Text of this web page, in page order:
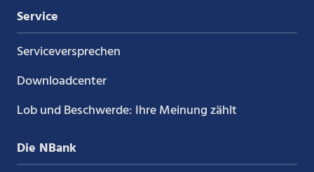
Service
Service­versprechen
Downloadcenter
Lob und Beschwerde: Ihre Meinung zählt
Die NBank